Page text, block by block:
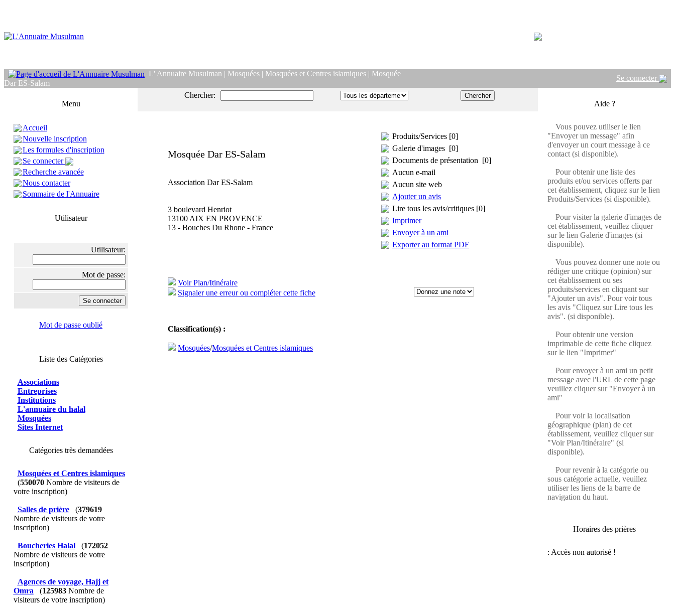
L' Annuaire Musulman | Mosquées | Mosquées et Centres islamiques | Mosquée
Dar ES-Salam
Se connecter
Menu
Accueil
Nouvelle inscription
Les formules d'inscription
Se connecter
Recherche avancée
Nous contacter
Sommaire de l'Annuaire
Utilisateur
Utilisateur:
Mot de passe:
Mot de passe oublié
Liste des Catégories
Associations
Entreprises
Institutions
L'annuaire du halal
Mosquées
Sites Internet
Catégories très demandées
Mosquées et Centres islamiques
(550070Nombre de visiteurs de
votre inscription)
Salles de prière (379619
Nombre de visiteurs de votre
inscription)
Boucheries Halal (172052
Nombre de visiteurs de votre
inscription)
Agences de voyage, Hajj et
Omra
(125983Nombre de
visiteurs de votre inscription)
Chercher:
Mosquée Dar ES-Salam
Association Dar ES-Salam
3 boulevard Henriot
13100 AIX EN PROVENCE
13 - Bouches Du Rhone - France
Voir Plan/Itinéraire
Signaler une erreur ou compléter cette fiche
Classification(s) :
Mosquées/Mosquées et Centres islamiques
Produits/Services [0]
Galerie d'images [0]
Documents de présentation [0]
Aucun e-mail
Aucun site web
Ajouter un avis
Lire tous les avis/critiques [0]
Imprimer
Envoyer à un ami
Exporter au format PDF
Aide ?
Vous pouvez utiliser le lien
"Envoyer un message" afin
d'envoyer un court message à ce
contact (si disponible).
Pour obtenir une liste des
produits et/ou services offerts par
cet établissement, cliquez sur le lien
Produits/Services (si disponible).
Pour visiter la galerie d'images de
cet établissement, veuillez cliquer
sur le lien Galerie d'images (si
disponible).
Vous pouvez donner une note ou
rédiger une critique (opinion) sur
cet établissement ou ses
produits/services en cliquant sur
"Ajouter un avis". Pour voir tous
les avis "Cliquez sur Lire tous les
avis". (si disponible).
Pour obtenir une version
imprimable de cette fiche cliquez
sur le lien "Imprimer"
Pour envoyer à un ami un petit
message avec l'URL de cette page
veuillez cliquer sur "Envoyer à un
ami"
Pour voir la localisation
géographique (plan) de cet
établissement, veuillez cliquer sur
"Voir Plan/Itinéraire" (si
disponible).
Pour revenir à la catégorie ou
sous catégorie actuelle, veuillez
utiliser les liens de la barre de
navigation du haut.
Horaires des prières